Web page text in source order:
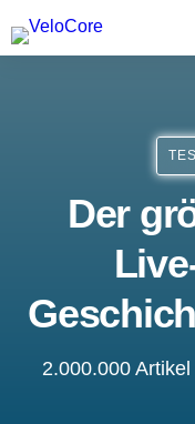
Partnerprogramm
Der
2.000.000